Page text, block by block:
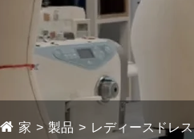
家 製品 レディースドレス